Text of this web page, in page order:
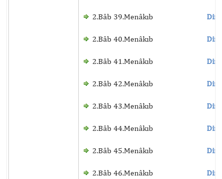
2.Bâb 39.Menâkıb
2.Bâb 40.Menâkıb
2.Bâb 41.Menâkıb
2.Bâb 42.Menâkıb
2.Bâb 43.Menâkıb
2.Bâb 44.Menâkıb
2.Bâb 45.Menâkıb
2.Bâb 46.Menâkıb